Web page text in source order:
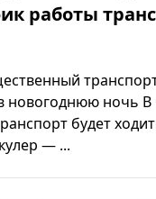
работы
ночь В
будет
— ...